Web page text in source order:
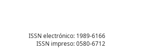
ISSN electrónico: 1989-6166
ISSN impreso:0580-6712